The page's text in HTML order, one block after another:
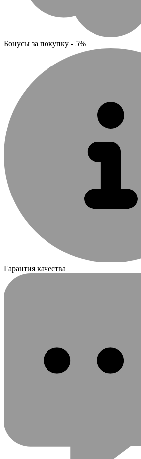
Бонусы за покупку - 5%
Гарантия качества